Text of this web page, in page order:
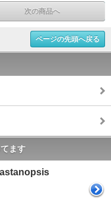
次の商品へ
ページの先頭へ戻る
ます